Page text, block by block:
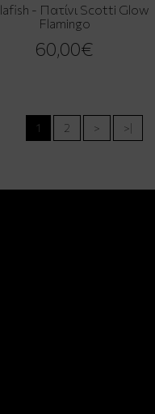
- Πατίνι Scotti Glow
Flamingo
60,00€
1
2 > >|